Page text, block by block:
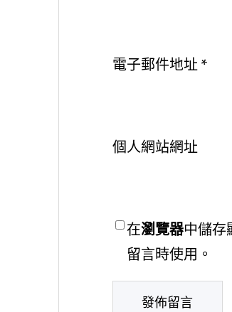
電子郵件地址 *
個人網站網址
在瀏覽器中儲存
留言時使用。